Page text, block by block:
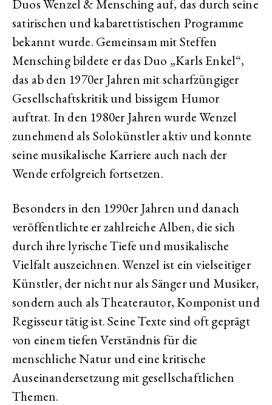
Duos Wenzel & Mensching auf, das durch seine
satirischen und kabarettistischen Programme
bekannt wurde. Gemeinsam mit Steffen
Mensching bildete er das Duo „Karls Enkel“,
das ab den 1970er Jahren mit scharfzüngiger
Gesellschaftskritik und bissigem Humor
auftrat. In den 1980er Jahren wurde Wenzel
zunehmend als Solokünstler aktiv und konnte
seine musikalische Karriere auch nach der
Wende erfolgreich fortsetzen.
Besonders in den 1990er Jahren und danach
veröffentlichte er zahlreiche Alben, die sich
durch ihre lyrische Tiefe und musikalische
Vielfalt auszeichnen. Wenzel ist ein vielseitiger
Künstler, der nicht nur als Sänger und Musiker,
sondern auch als Theaterautor, Komponist und
Regisseur tätig ist. Seine Texte sind oft geprägt
von einem tiefen Verständnis für die
menschliche Natur und eine kritische
Auseinandersetzung mit gesellschaftlichen
Themen.